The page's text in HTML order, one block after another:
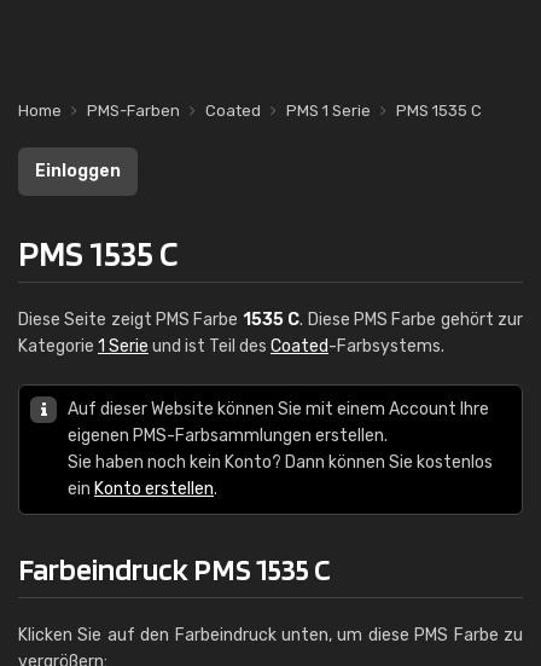
Home PMS-Farben Coated PMS 1 Serie PMS 1535 C
Einloggen
PMS 1535 C
Diese Seite zeigt PMS Farbe 1535 C. Diese PMS Farbe gehört zur
Kategorie 1 Serie und ist Teil des Coated-Farbsystems.
Auf dieser Website können Sie mit einem Account Ihre
eigenen PMS-Farbsammlungen erstellen.
Sie haben noch kein Konto? Dann können Sie kostenlos
ein Konto erstellen.
Farbeindruck PMS 1535 C
Klicken Sie auf den Farbeindruck unten, um diese PMS Farbe zu
vergrößern: